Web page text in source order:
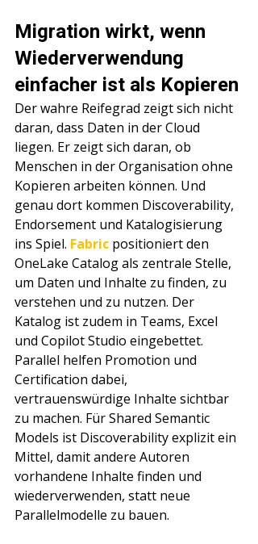
Migration wirkt, wenn
Wiederverwendung
einfacher ist als Kopieren
Der wahre Reifegrad zeigt sich nicht
daran, dass Daten in der Cloud
liegen. Er zeigt sich daran, ob
Menschen in der Organisation ohne
Kopieren arbeiten können. Und
genau dort kommen Discoverability,
Endorsement und Katalogisierung
ins Spiel. Fabric positioniert den
OneLake Catalog als zentrale Stelle,
um Daten und Inhalte zu finden, zu
verstehen und zu nutzen. Der
Katalog ist zudem in Teams, Excel
und Copilot Studio eingebettet.
Parallel helfen Promotion und
Certification dabei,
vertrauenswürdige Inhalte sichtbar
zu machen. Für Shared Semantic
Models ist Discoverability explizit ein
Mittel, damit andere Autoren
vorhandene Inhalte finden und
wiederverwenden, statt neue
Parallelmodelle zu bauen.